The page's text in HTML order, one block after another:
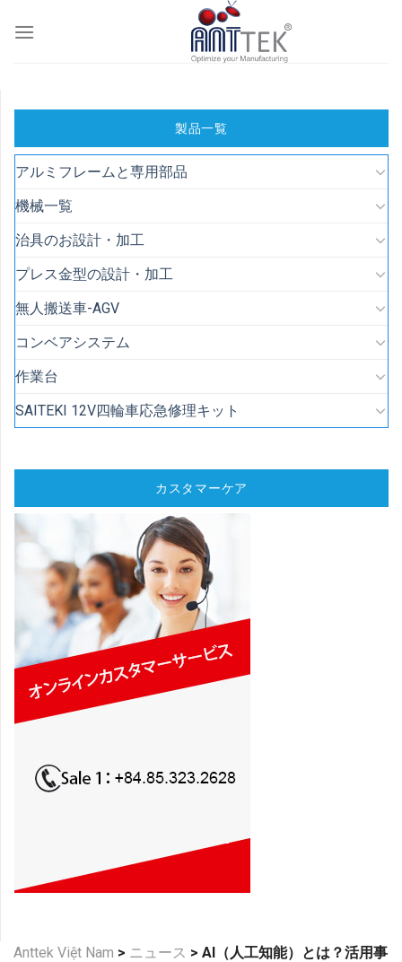
製品一覧
アルミフレームと専用部品
機械一覧
治具のお設計・加工
プレス金型の設計・加工
無人搬送車-AGV
コンベアシステム
作業台
SAITEKI 12V四輪車応急修理キット
カスタマーケア
Anttek Việt Nam > ニュース > AI（人工知能）とは？活用事